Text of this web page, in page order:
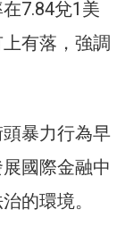
7.84兌1美
有落，強調
暴力行為早
國際金融中
的環境。